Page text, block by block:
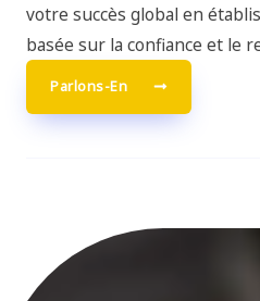
votre succès global en
basée sur la confiance et le
Parlons-En